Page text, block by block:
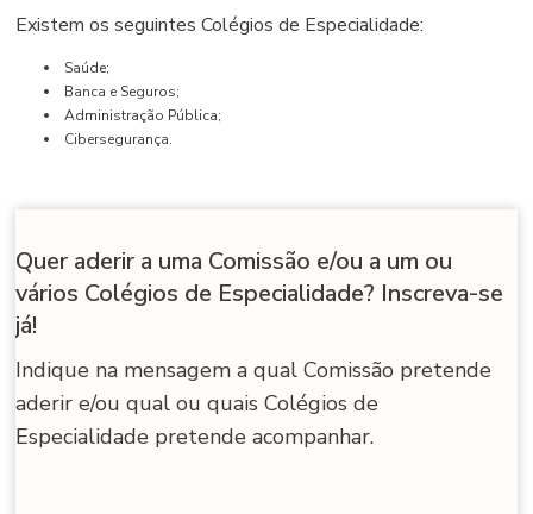
Existem os seguintes Colégios de Especialidade:
Saúde;
Banca e Seguros;
Administração Pública;
Cibersegurança.
Quer aderir a uma Comissão e/ou a um ou
vários Colégios de Especialidade? Inscreva-se
já!
Indique na mensagem a qual Comissão pretende
aderir e/ou qual ou quais Colégios de
Especialidade pretende acompanhar.